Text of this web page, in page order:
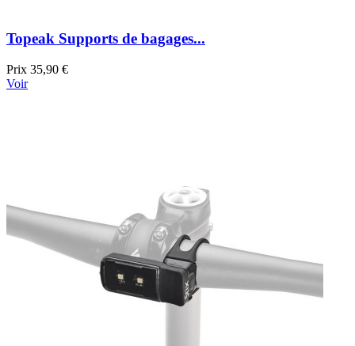
Topeak Supports de bagages...
Prix 35,90 €
Voir